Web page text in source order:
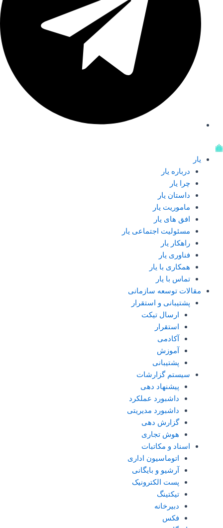
یار
درباره یار
چرا یار
داستان یار
ماموریت یار
افق های یار
مسئولیت اجتماعی یار
راهکار یار
فناوری یار
همکاری با یار
تماس با یار
مقالات توسعه سازمانی
پشتیبانی و استقرار
ارسال تیکت
استقرار
آکادمی
آموزش
پشتیبانی
سیستم گزارشات
پیشنهاد دهی
داشبورد عملکرد
داشبورد مدیریتی
گزارش دهی
هوش تجاری
اسناد و مکاتبات
اتوماسیون اداری
آرشیو و بایگانی
پست الکترونیک
تیکتینگ
دبیرخانه
فکس